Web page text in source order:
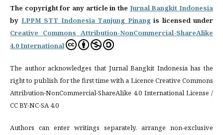
The copyright for any article in the Jurnal Bangkit Indonesia
by LPPM STT Indonesia Tanjung Pinang is licensed under
Creative Commons Attribution-NonCommercial-ShareAlike
4.0 International
The author acknowledges that Jurnal Bangkit Indonesia has the
right to publish for the first time with a Licence Creative Commons
Attribution-NonCommercial-ShareAlike 4.0 International License /
CC BY-NC-SA 4.0
Authors can enter writings separately, arrange non-exclusive